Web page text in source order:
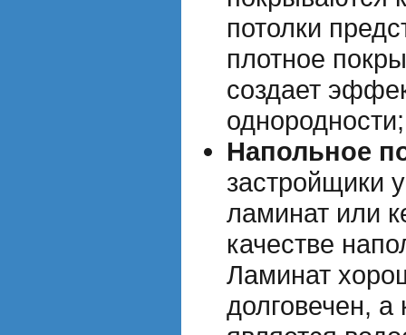
потолки
плотное
создает
однородности;
Напольное
застройщики
ламинат или
качестве
Ламинат
долговечен, а